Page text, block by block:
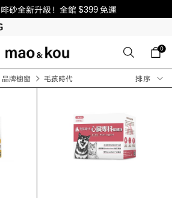
啡砂全新升級！全館 $399 免運
0
排序
品牌櫥窗 毛孩時代